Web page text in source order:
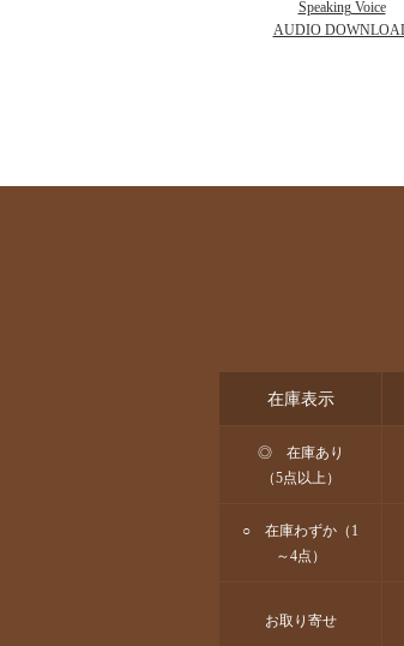
Speaking Voice
AUDIO
在庫表示
◎ 在庫あり
（5点以上）
○ 在庫わずか（1
～4点）
お取り寄せ